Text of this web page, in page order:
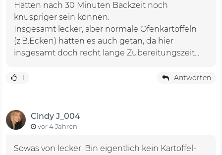
Hätten nach 30 Minuten Backzeit noch
knuspriger sein können.
Insgesamt lecker, aber normale Ofenkartoffeln
(z.B.Ecken) hätten es auch getan, da hier
insgesamt doch recht lange Zubereitungszeit...
1 Antworten
Cindy J_004
vor 4 Jahren
Sowas von lecker. Bin eigentlich kein Kartoffel-